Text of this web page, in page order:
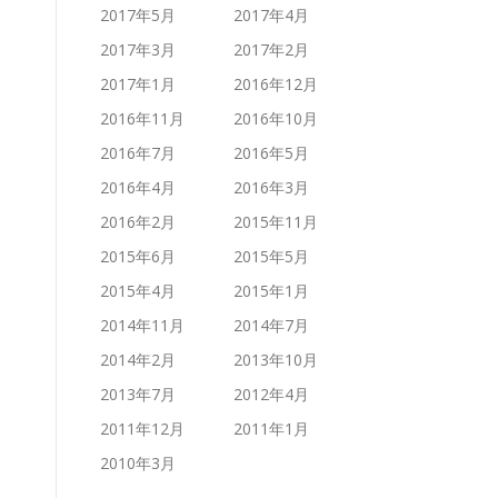
2017年5月
2017年4月
2017年3月
2017年2月
2017年1月
2016年12月
2016年11月
2016年10月
2016年7月
2016年5月
2016年4月
2016年3月
2016年2月
2015年11月
2015年6月
2015年5月
2015年4月
2015年1月
2014年11月
2014年7月
2014年2月
2013年10月
2013年7月
2012年4月
2011年12月
2011年1月
2010年3月